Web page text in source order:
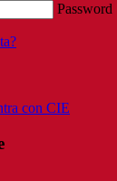
Password
con CIE